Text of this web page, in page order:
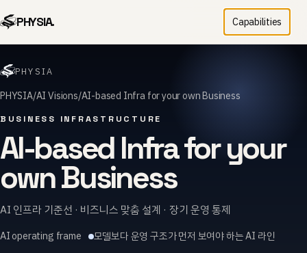
PHYSIA. Capabilities
PHYSIA
PHYSIA AI Visions AI-based Infra for your own Business
BUSINESS INFRASTRUCTURE
AI-based Infra for your
own Business
AI 인프라 기준선 · 비즈니스 맞춤 설계 · 장기 운영 통제
AI operating frame 모델보다 운영 구조가 먼저 보여야 하는 AI 라인